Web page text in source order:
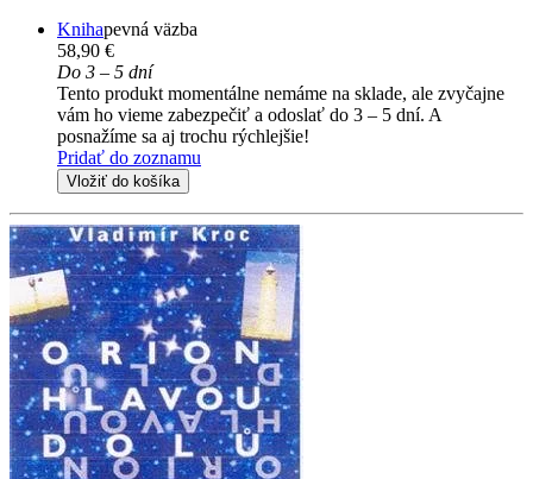
Knihapevná väzba
58,90 €
Do 3 – 5 dní
Tento produkt momentálne nemáme na sklade, ale zvyčajne
vám ho vieme zabezpečiť a odoslať do 3 – 5 dní. A
posnažíme sa aj trochu rýchlejšie!
Pridať do zoznamu
Vložiť do košíka